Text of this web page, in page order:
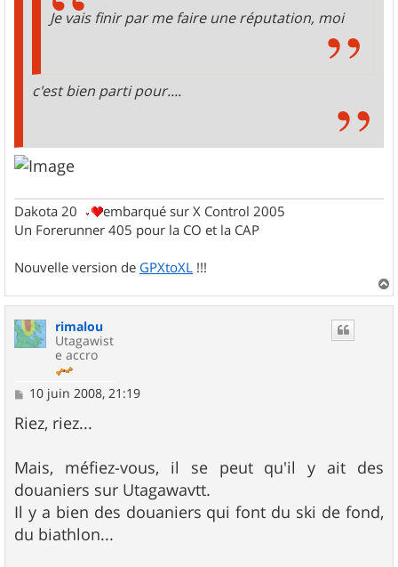
Je vais finir par me faire une réputation, moi
c'est bien parti pour....
Dakota 20
embarqué sur X Control 2005
Un Forerunner 405 pour la CO et la CAP
Nouvelle version de GPXtoXL !!!
a
rimalou
Utagawist
e accro
M
s
s
g
e
10 juin 2008, 21:19
Riez, riez...
Mais, méfiez-vous, il se peut qu'il y ait des
douaniers sur Utagawavtt.
Il y a bien des douaniers qui font du ski de fond,
du biathlon...